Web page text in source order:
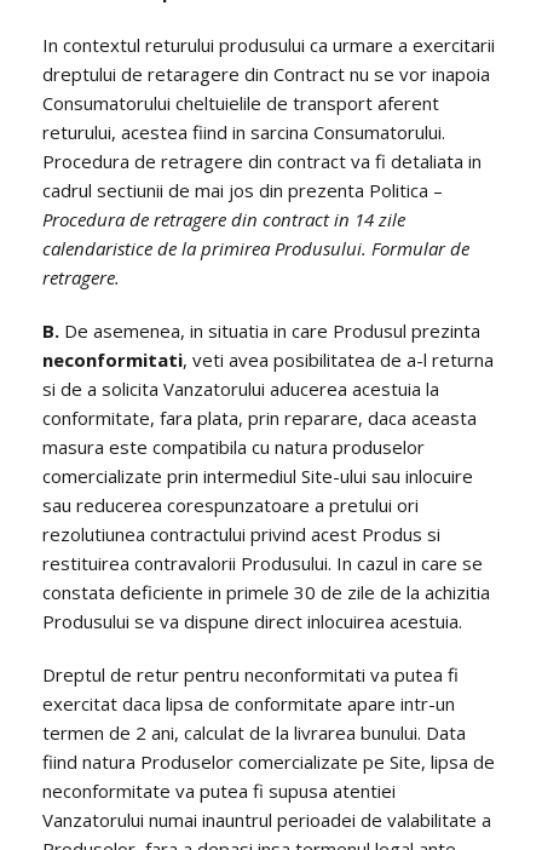
In contextul returului produsului ca urmare a exercitarii
dreptului de retaragere din Contract nu se vor inapoia
Consumatorului cheltuielile de transport aferent
returului, acestea fiind in sarcina Consumatorului.
Procedura de retragere din contract va fi detaliata in
cadrul sectiunii de mai jos din prezenta Politica –
Procedura de retragere din contract in 14 zile
calendaristice de la primirea Produsului. Formular de
retragere.
B. De asemenea, in situatia in care Produsul prezinta
neconformitati, veti avea posibilitatea de a-l returna
si de a solicita Vanzatorului aducerea acestuia la
conformitate, fara plata, prin reparare, daca aceasta
masura este compatibila cu natura produselor
comercializate prin intermediul Site-ului sau inlocuire
sau reducerea corespunzatoare a pretului ori
rezolutiunea contractului privind acest Produs si
restituirea contravalorii Produsului. In cazul in care se
constata deficiente in primele 30 de zile de la achizitia
Produsului se va dispune direct inlocuirea acestuia.
Dreptul de retur pentru neconformitati va putea fi
exercitat daca lipsa de conformitate apare intr-un
termen de 2 ani, calculat de la livrarea bunului. Data
fiind natura Produselor comercializate pe Site, lipsa de
neconformitate va putea fi supusa atentiei
Vanzatorului numai inauntrul perioadei de valabilitate a